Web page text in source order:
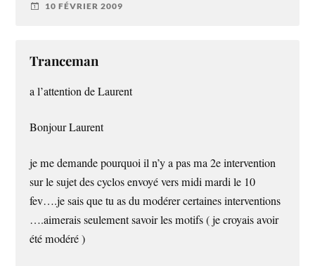
10 FÉVRIER 2009
Tranceman
a l’attention de Laurent
Bonjour Laurent
je me demande pourquoi il n’y a pas ma 2e intervention
sur le sujet des cyclos envoyé vers midi mardi le 10
fev….je sais que tu as du modérer certaines interventions
….aimerais seulement savoir les motifs ( je croyais avoir
été modéré )